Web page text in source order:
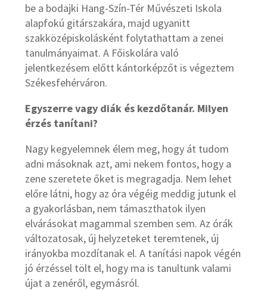
be a bodajki Hang-Szín-Tér Művészeti Iskola
alapfokú gitárszakára, majd ugyanitt
szakközépiskolásként folytathattam a zenei
tanulmányaimat. A Főiskolára való
jelentkezésem előtt kántorképzőt is végeztem
Székesfehérváron.
Egyszerre vagy diák és kezdőtanár. Milyen
érzés tanítani?
Nagy kegyelemnek élem meg, hogy át tudom
adni másoknak azt, ami nekem fontos, hogy a
zene szeretete őket is megragadja. Nem lehet
előre látni, hogy az óra végéig meddig jutunk el
a gyakorlásban, nem támaszthatok ilyen
elvárásokat magammal szemben sem. Az órák
változatosak, új helyzeteket teremtenek, új
irányokba mozdítanak el. A tanítási napok végén
jó érzéssel tölt el, hogy ma is tanultunk valami
újat a zenéről, egymásról.